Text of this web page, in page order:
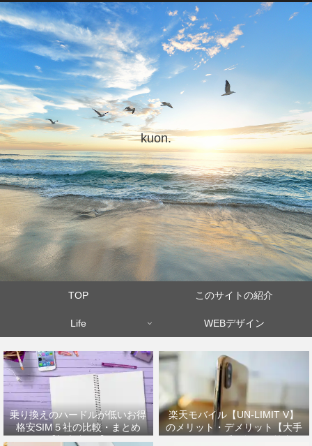
kuon.
TOP このサイトの紹介
Life WEBデザイン
乗り換えのハードルが低いお得
格安SIM５社の比較・まとめ
【初心者OK】
楽天モバイル【UN-LIMIT V】
のメリット・デメリット【大手